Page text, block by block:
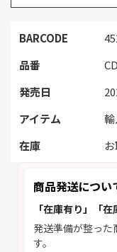
BARCODE
品番
発売日
アイテム
在庫
商品発送につい
「在庫有り」「
発送準備が整った
す。